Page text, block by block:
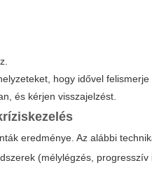
hogy idővel felismerje
és kérjen visszajelzést.
eredménye. Az alábbi
(mélylégzés,